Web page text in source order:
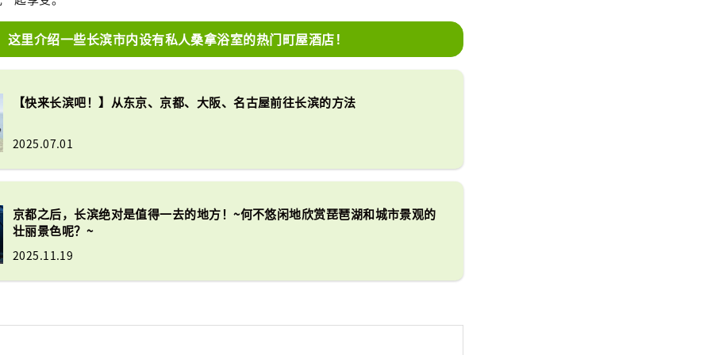
这里介绍一些长滨市内设有私人桑拿浴室的热门町屋酒店！
【快来长滨吧！】从东京、京都、大阪、名古屋前往长滨的方法
2025.07.01
京都之后，长滨绝对是值得一去的地方！~何不悠闲地欣赏琵琶湖和城市景观的
壮丽景色呢？~
2025.11.19